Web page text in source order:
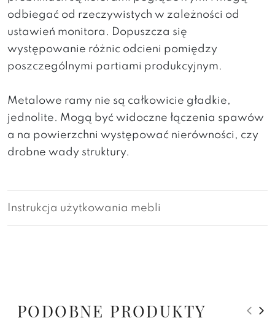
odbiegać od rzeczywistych w zależności od
ustawień monitora. Dopuszcza się
występowanie różnic odcieni pomiędzy
poszczególnymi partiami produkcyjnym.
Metalowe ramy nie są całkowicie gładkie,
jednolite. Mogą być widoczne łączenia spawów
a na powierzchni występować nierówności, czy
drobne wady struktury.
Instrukcja użytkowania mebli
PODOBNE PRODUKTY